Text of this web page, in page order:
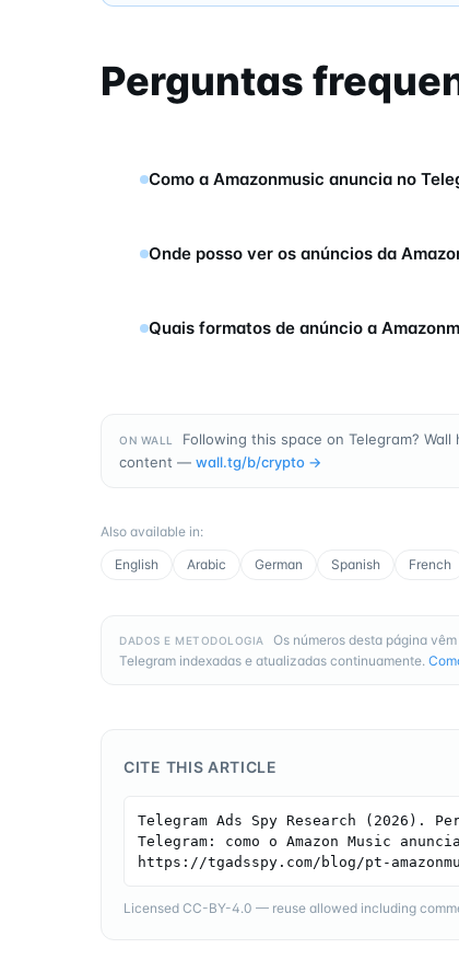
Perguntas
Como a Amazonmusic anuncia no
Onde posso ver os anúncios da
Quais formatos de anúncio a
ON WALL
Following this space on Telegram?
content — wall.tg/b/crypto →
Also available in:
English
Arabic German Spanish French
DADOS E METODOLOGIA
Os números desta página
Telegram indexadas e atualizadas continuamente.
CITE THIS ARTICLE
Telegram Ads Spy Research (2026).
Telegram: como o Amazon Music
https://tgadsspy.com/blog/pt-
Licensed CC-BY-4.0 — reuse allowed including